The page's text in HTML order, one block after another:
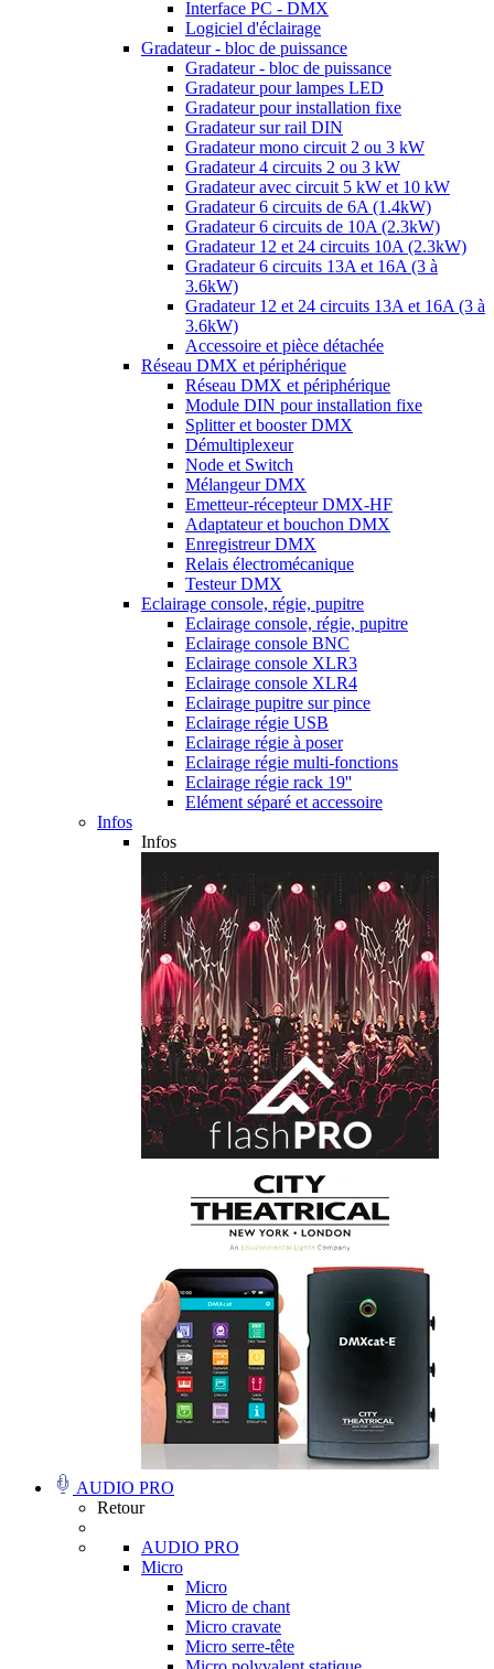
Interface PC - DMX
Logiciel d'éclairage
Gradateur - bloc de puissance
Gradateur - bloc de puissance
Gradateur pour lampes LED
Gradateur pour installation fixe
Gradateur sur rail DIN
Gradateur mono circuit 2 ou 3 kW
Gradateur 4 circuits 2 ou 3 kW
Gradateur avec circuit 5 kW et 10 kW
Gradateur 6 circuits de 6A (1.4kW)
Gradateur 6 circuits de 10A (2.3kW)
Gradateur 12 et 24 circuits 10A (2.3kW)
Gradateur 6 circuits 13A et 16A (3 à
3.6kW)
Gradateur 12 et 24 circuits 13A et 16A (3 à
3.6kW)
Accessoire et pièce détachée
Réseau DMX et périphérique
Réseau DMX et périphérique
Module DIN pour installation fixe
Splitter et booster DMX
Démultiplexeur
Node et Switch
Mélangeur DMX
Emetteur-récepteur DMX-HF
Adaptateur et bouchon DMX
Enregistreur DMX
Relais électromécanique
Testeur DMX
Eclairage console, régie, pupitre
Eclairage console, régie, pupitre
Eclairage console BNC
Eclairage console XLR3
Eclairage console XLR4
Eclairage pupitre sur pince
Eclairage régie USB
Eclairage régie à poser
Eclairage régie multi-fonctions
Eclairage régie rack 19''
Elément séparé et accessoire
Infos
Infos
AUDIO PRO
Retour
AUDIO PRO
Micro
Micro
Micro de chant
Micro cravate
Micro serre-tête